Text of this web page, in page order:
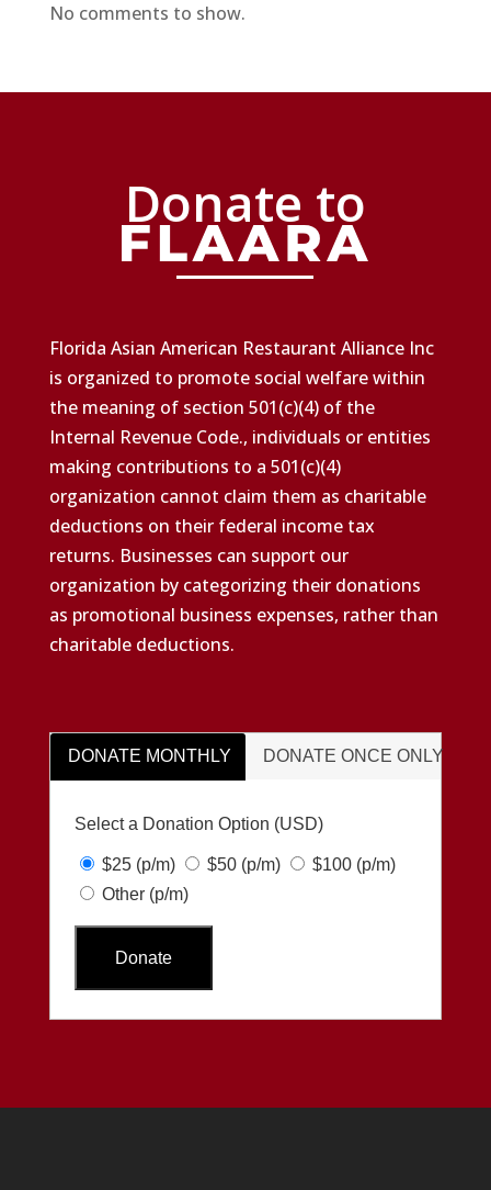
No comments to show.
Donate to
Florida Asian American Restaurant Alliance Inc
is organized to promote social welfare within
the meaning of section 501(c)(4) of the
Internal Revenue Code., individuals or entities
making contributions to a 501(c)(4)
organization cannot claim them as charitable
deductions on their federal income tax
returns. Businesses can support our
organization by categorizing their donations
as promotional business expenses, rather than
charitable deductions.
DONATE MONTHLY DONATE ONCE ONLY
Select a Donation Option (USD)
$25 (p/m) $50 (p/m) $100 (p/m)
Other (p/m)